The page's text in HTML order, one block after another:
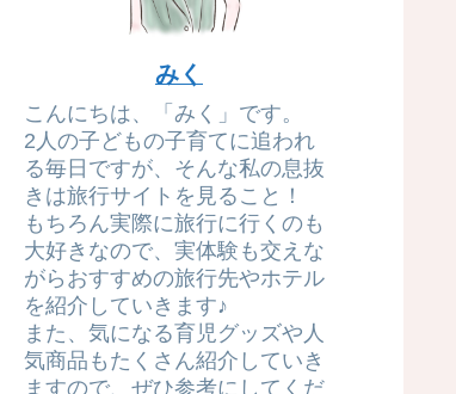
みく
こんにちは、「みく」です。
2人の子どもの子育てに追われ
る毎日ですが、そんな私の息抜
きは旅行サイトを見ること！
もちろん実際に旅行に行くのも
大好きなので、実体験も交えな
がらおすすめの旅行先やホテル
を紹介していきます♪
また、気になる育児グッズや人
気商品もたくさん紹介していき
ますので、ぜひ参考にしてくだ